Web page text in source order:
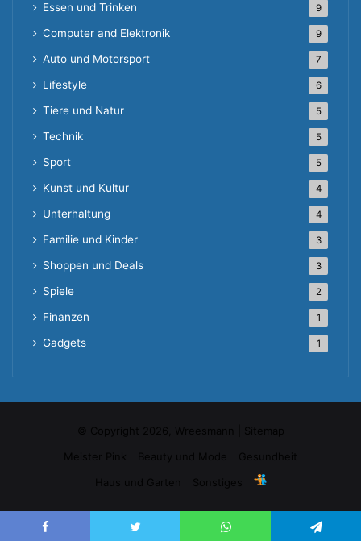
Essen und Trinken 9
Computer and Elektronik 9
Auto und Motorsport 7
Lifestyle 6
Tiere und Natur 5
Technik 5
Sport 5
Kunst und Kultur 4
Unterhaltung 4
Familie und Kinder 3
Shoppen und Deals 3
Spiele 2
Finanzen 1
Gadgets 1
© Copyright 2026, Wreesmann |
Sitemap
Meister Pink
Beauty und Mode
Gesundheit
Haus und Garten
Sonstiges